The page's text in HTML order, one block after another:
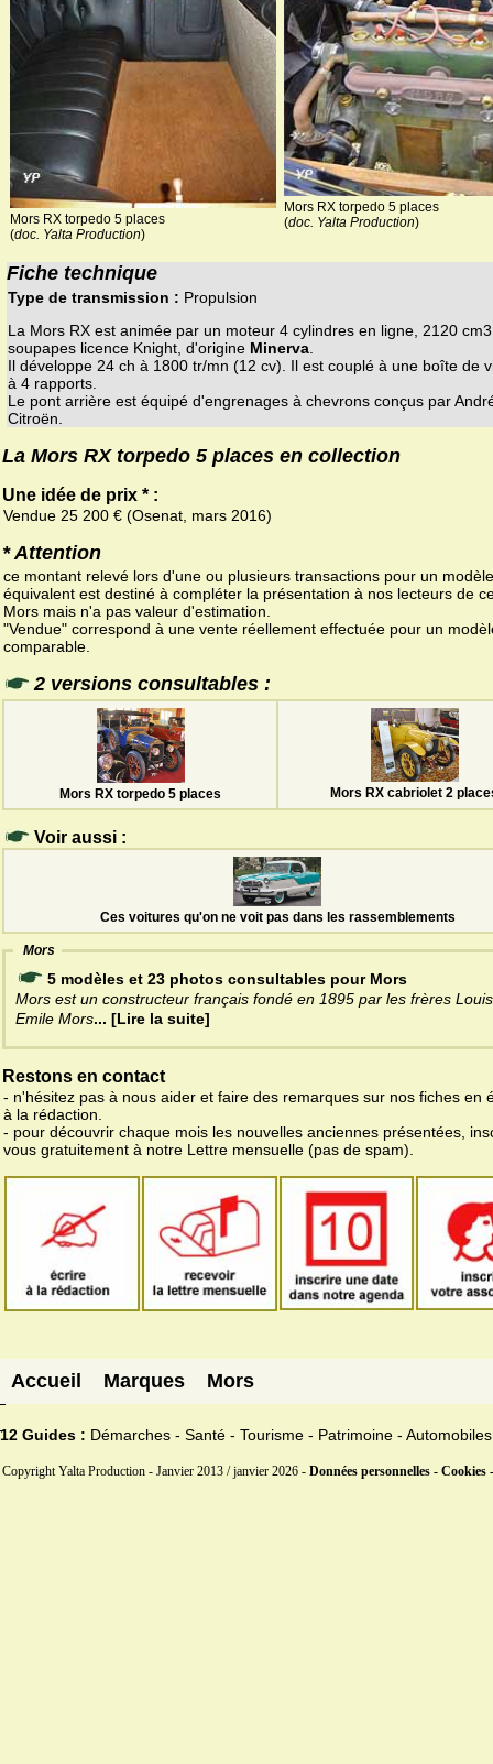
Mors RX torpedo 5 places
(doc. Yalta Production)
Mors RX torpedo 5 places
(doc. Yalta Production)
Fiche technique
Type de transmission : Propulsion
La Mors RX est animée par un moteur 4 cylindres en ligne, 2120
soupapes licence Knight, d'origine Minerva
Il développe 24 ch à 1800 tr/mn (12 cv). Il est couplé à une boîte de
à 4 rapports.
Le pont arrière est équipé d'engrenages à chevrons conçus par
Citroën.
La Mors RX torpedo 5 places en collection
Une idée de prix * :
Vendue 25 200 € (Osenat, mars 2016)
* Attention
ce montant relevé lors d'une ou plusieurs transactions pour un modèle
équivalent est destiné à compléter la présentation à nos lecteurs de
Mors mais n'a pas valeur d'estimation.
"Vendue" correspond à une vente réellement effectuée pour un
comparable.
2 versions consultables :
Mors RX torpedo 5 places Mors RX cabriolet 2
Voir aussi :
Ces voitures qu'on ne voit pas dans les rassemblements
Mors
5 modèles et 23 photos consultables pour Mors
Mors est un constructeur français fondé en 1895 par les frères
Emile Mors... [Lire la suite]
Restons en contact
- n'hésitez pas à nous aider et faire des remarques sur nos fiches en
à la rédaction.
- pour découvrir chaque mois les nouvelles anciennes présentées,
vous gratuitement à notre Lettre mensuelle (pas de spam).
Accueil Marques Mors
12 Guides : Démarches - Santé - Tourisme - Patrimoine - Automobiles
Copyright Yalta Production - Janvier 2013 / janvier 2026 - Données personnelles - Cookies